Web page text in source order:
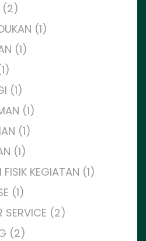
(2)
(1)
(1)
(1)
(1)
(1)
(1)
FISIK KEGIATAN (1)
(1)
SERVICE (2)
(2)